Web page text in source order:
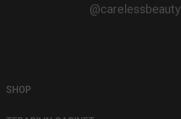
@carelessbeauty
SHOP